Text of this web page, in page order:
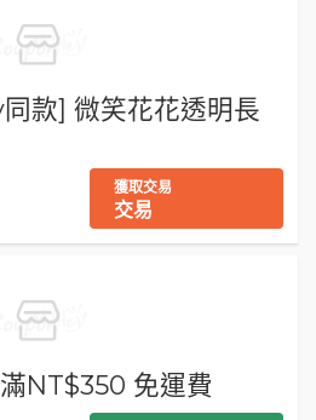
款] 微笑花花透明長
獲取交易
交易
NT$350 免運費